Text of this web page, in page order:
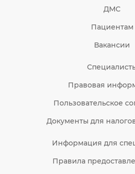
ДМС
Пациентам
Вакансии
Правовая
Пользовательское
Документы для
Информация для
Правила